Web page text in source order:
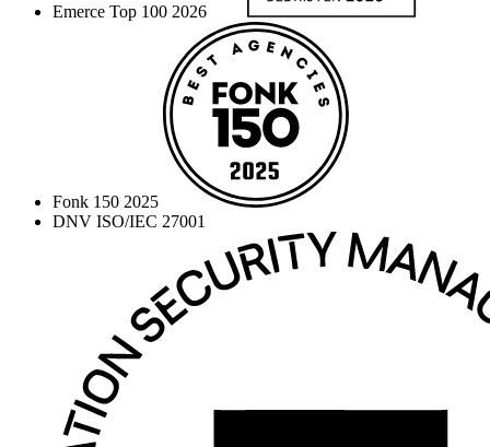
Emerce Top 100 2026
Fonk 150 2025
DNV ISO/IEC 27001